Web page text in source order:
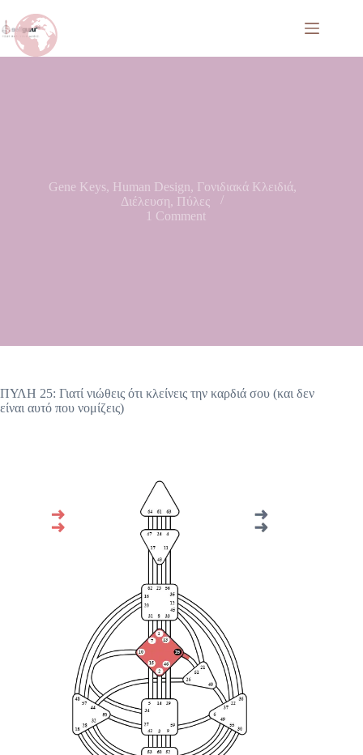
Gene Keys, Human Design, Γονιδιακά Κλειδιά,
Διέλευση, Πύλες
1 Comment
ΠΥΛΗ 25: Γιατί νιώθεις ότι κλείνεις την καρδιά σου (και δεν
είναι αυτό που νομίζεις)